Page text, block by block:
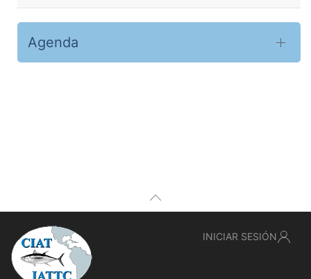
Agenda
INICIAR SESIÓN